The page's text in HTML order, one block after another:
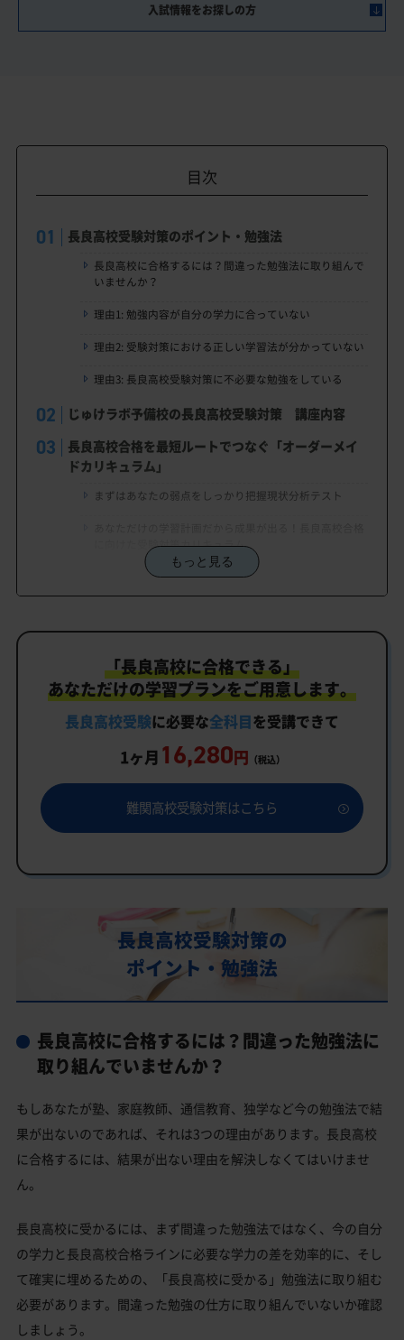
入試情報をお探しの方
目次
長良高校受験対策のポイント・勉強法
長良高校に合格するには？間違った勉強法に取り組んで
いませんか？
理由1: 勉強内容が自分の学力に合っていない
理由2: 受験対策における正しい学習法が分かっていない
理由3: 長良高校受験対策に不必要な勉強をしている
じゅけラボ予備校の長良高校受験対策 講座内容
長良高校合格を最短ルートでつなぐ「オーダーメイ
ドカリキュラム」
まずはあなたの弱点をしっかり把握現状分析テスト
に向けた受験対策カリキュラム
学習効果をしっかり確認定着度テスト
イドカリキュラム」だから成果が出る！
カリキュラムや料金についてお気軽にご相談くださ
い
長良高校受験専門のオンライン家庭教師「いつでも
クイック指導」もご用意
長良高校の特徴
教育理念
長良高校の偏差値
長良高校合格に必要な内申点の目安
内申点の計算方法
長良高校の所在地・アクセス
私立大学
長良高校と偏差値が近い私立・国立高校一覧
岐阜市の他の公立高校
岐阜市の他の私立高校
もっと見る
「長良高校に合格できる」
あなただけの学習プランをご用意します。
長良高校受験に必要な全科目を受講できて
1ヶ月 16,280円 （税込）
難関高校受験対策はこちら
長良高校受験対策の
ポイント・勉強法
長良高校に合格するには？間違った勉強法に
取り組んでいませんか？
もしあなたが塾、家庭教師、通信教育、独学など今の勉強法で結
果が出ないのであれば、それは3つの理由があります。長良高校
に合格するには、結果が出ない理由を解決しなくてはいけませ
ん。
長良高校に受かるには、まず間違った勉強法ではなく、今の自分
の学力と長良高校合格ラインに必要な学力の差を効率的に、そし
て確実に埋めるための、「長良高校に受かる」勉強法に取り組む
必要があります。間違った勉強の仕方に取り組んでいないか確認
しましょう。